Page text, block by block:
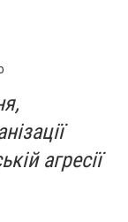
агресії